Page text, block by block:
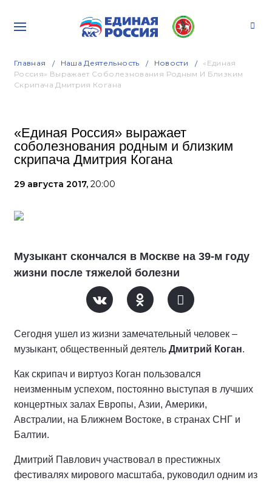
Главная Наша Деятельность Новости
«Единая
Россия» Выражает Соболезнования Родным И Близким
Скрипача Дмитрия Когана
«Единая Россия» выражает
соболезнования родным и близким
скрипача Дмитрия Когана
29 августа 2017, 20:00
Музыкант скончался в Москве на 39-м году
жизни после тяжелой болезни
Сегодня ушел из жизни замечательный человек –
музыкант, общественный деятель Дмитрий Коган.
Как скрипач и виртуоз Коган пользовался
неизменным успехом, постоянно выступая в лучших
концертных залах Европы, Азии, Америки,
Австралии, на Ближнем Востоке, в странах СНГ и
Балтии.
Дмитрий Павлович участвовал в престижных
фестивалях мирового масштаба, руководил одним из